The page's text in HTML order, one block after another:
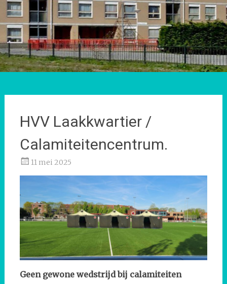
HVV Laakkwartier /
Calamiteitencentrum.
11 mei 2025
Geen gewone wedstrijd bij calamiteiten